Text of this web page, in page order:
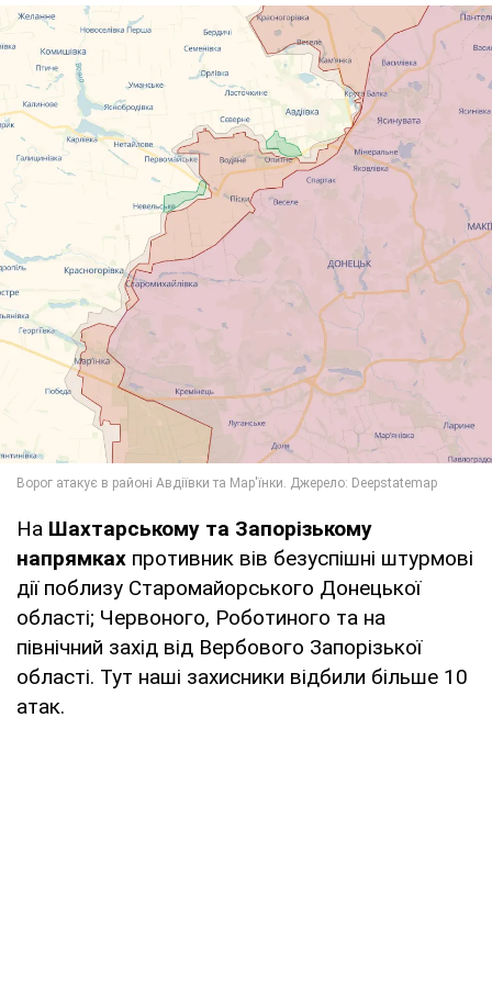
На Шахтарському та Запорізькому
напрямках противник вів безуспішні штурмові
дії поблизу Старомайорського Донецької
області; Червоного, Роботиного та на
північний захід від Вербового Запорізької
області. Тут наші захисники відбили більше 10
атак.